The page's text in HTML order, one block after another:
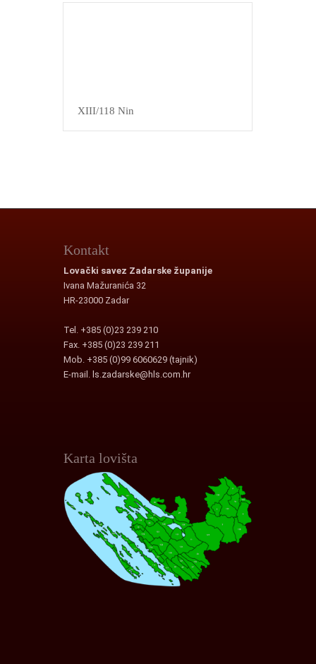
XIII/118 Nin
Kontakt
Lovački savez Zadarske županije
Ivana Mažuranića 32
HR-23000 Zadar
Tel. +385 (0)23 239 210
Fax. +385 (0)23 239 211
Mob. +385 (0)99 6060629 (tajnik)
E-mail. ls.zadarske@hls.com.hr
Karta lovišta
Interaktivna karta lovišta
Zadarske Županije